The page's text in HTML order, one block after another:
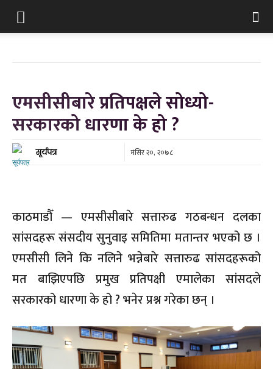
एमसीसीबारे प्रतिपक्षले सोध्यो-
सरकारको धारणा के हो ?
सूर्यपत्र मंसिर २०, २०७८
काठमाडौँ — एमसीसीबारे सत्तारुढ गठबन्धन दलका
सांसदहरू संसदीय सुनुवाइ समितिमा मतान्तर भएको छ ।
एमसीसी लिने कि नलिने भन्नेबारे सत्तारुढ सांसदहरूको
मत बाझिएपछि प्रमुख प्रतिपक्षी एमालेका सांसदले
सरकारको धारणा के हो ? भनेर प्रश्न गरेका छन् ।